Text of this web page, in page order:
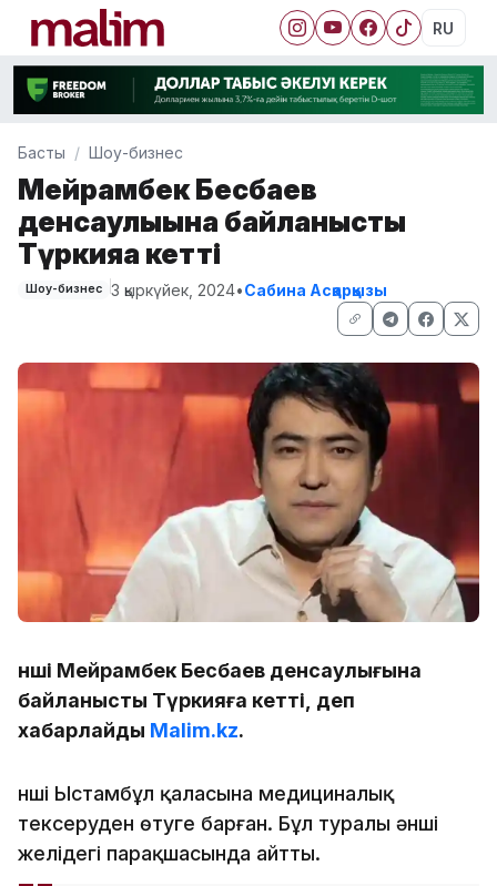
RU
Басты Шоу-бизнес
Мейрамбек Бесбаев
денсаулығына байланысты
Түркияға кетті
Шоу-бизнес 3 қыркүйек, 2024•Сабина Асқарқызы
Әнші Мейрамбек Бесбаев денсаулығына
байланысты Түркияға кетті, деп
хабарлайды Malim.kz.
Әнші Ыстамбұл қаласына медициналық
тексеруден өтуге барған. Бұл туралы әнші
желідегі парақшасында айтты.